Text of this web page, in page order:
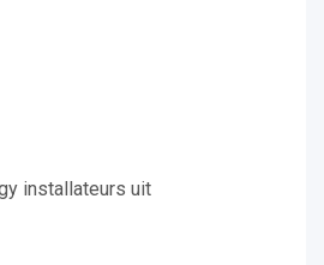
installateurs uit